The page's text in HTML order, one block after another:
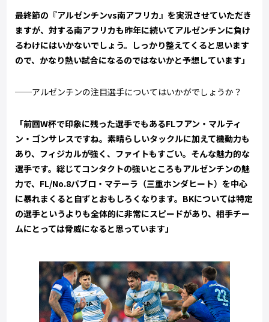
最終節の『アルゼンチンvs南アフリカ』を実況させていただき
ますが、対する南アフリカも昨年に続いてアルゼンチンに負け
るわけにはいかないでしょう。しっかり整えてくると思います
ので、かなり熱い試合になるのではないかと予想しています」
──アルゼンチンの注目選手についてはいかがでしょうか？
「前回W杯で印象に残った選手でもあるFLフアン・マルティ
ン・ゴンサレスですね。素晴らしいタックルに加えて機動力も
あり、フィジカルが強く、ファイトもすごい。そんな魅力的な
選手です。総じてコンタクトの強いところもアルゼンチンの魅
力で、FL/No.8パブロ・マテーラ（三重ホンダヒート）を中心
に暴れまくると自ずとおもしろくなります。BKについては特定
の選手というよりも全体的に非常にスピードがあり、相手チー
ムにとっては脅威になると思っています」